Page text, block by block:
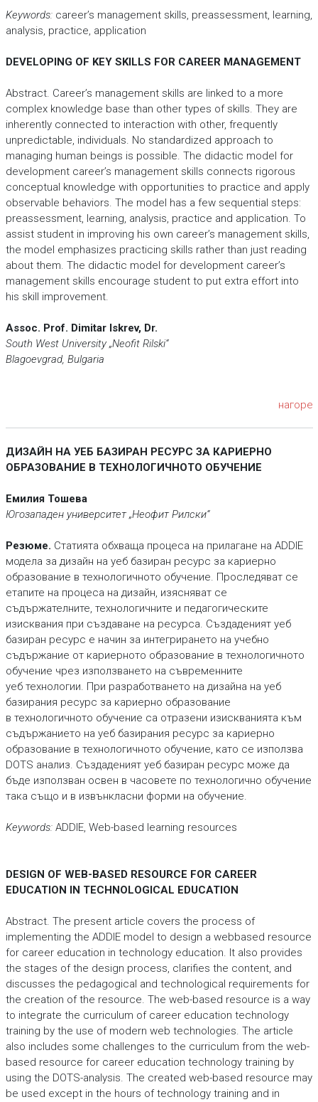
Keywords:career’s management skills, preassessment, learning,
analysis, practice, application
DEVELOPING OF KEY SKILLS FOR CAREER MANAGEMENT
Abstract. Career’s management skills are linked to a more
complex knowledge base than other types of skills. They are
inherently connected to interaction with other, frequently
unpredictable, individuals. No standardized approach to
managing human beings is possible. The didactic model for
development career’s management skills connects rigorous
conceptual knowledge with opportunities to practice and apply
observable behaviors. The model has a few sequential steps:
preassessment, learning, analysis, practice and application. To
assist student in improving his own career’s management skills,
the model emphasizes practicing skills rather than just reading
about them. The didactic model for development career’s
management skills encourage student to put extra effort into
his skill improvement.
Assoc. Prof. Dimitar Iskrev, Dr.
South West University „Neofit Rilski“
Blagoevgrad, Bulgaria
нагоре
ДИЗАЙН НА УЕБ БАЗИРАН РЕСУРС ЗА КАРИЕРНО
ОБРАЗОВАНИЕ В ТЕХНОЛОГИЧНОТО ОБУЧЕНИЕ
Емилия Тошева
Югозападен университет „Неофит Рилски“
Резюме. Статията обхваща процеса на прилагане на ADDIE
модела за дизайн на уеб базиран ресурс за кариерно
образование в технологичното обучение. Проследяват се
етапите на процеса на дизайн, изясняват се
съдържателните, технологичните и педагогическите
изисквания при създаване на ресурса. Създаденият уеб
базиран ресурс е начин за интегрирането на учебно
съдържание от кариерното образование в технологичното
обучение чрез използването на съвременните
уеб технологии. При разработването на дизайна на уеб
базирания ресурс за кариерно образование
в технологичното обучение са отразени изискванията към
съдържанието на уеб базирания ресурс за кариерно
образование в технологичното обучение, като се използва
DOTS анализ. Създаденият уеб базиран ресурс може да
бъде използван освен в часовете по технологично обучение
така също и в извънкласни форми на обучение.
Keywords:ADDIE, Web-based learning resources
DESIGN OF WEB-BASED RESOURCE FOR CAREER
EDUCATION IN TECHNOLOGICAL EDUCATION
Abstract. The present article covers the process of
implementing the ADDIE model to design a webbased resource
for career education in technology education. It also provides
the stages of the design process, clarifies the content, and
discusses the pedagogical and technological requirements for
the creation of the resource. The web-based resource is a way
to integrate the curriculum of career education technology
training by the use of modern web technologies. The article
also includes some challenges to the curriculum from the web-
based resource for career education technology training by
using the DOTS-analysis. The created web-based resource may
be used except in the hours of technology training and in